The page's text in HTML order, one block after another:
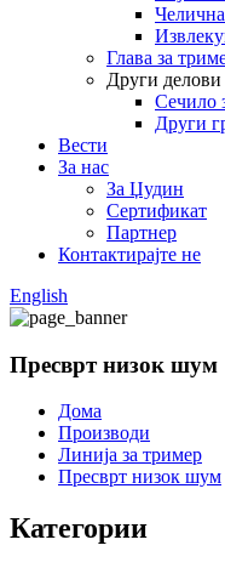
Глава за
Други делови
Сечило
Други
Вести
За нас
За Џудин
Сертификат
Партнер
Контактирајте не
English
Пресврт низок шум
Дома
Производи
Линија за тример
Пресврт низок шум
Категории